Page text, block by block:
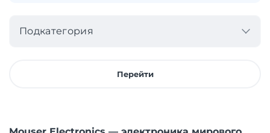
Подкатегория
Перейти